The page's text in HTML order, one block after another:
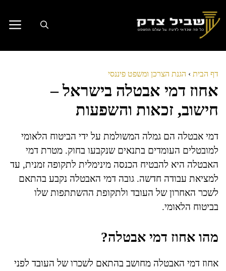
לתוכן
דף הבית › הגנת הצרכן ומשפט פיננסי
אחוז דמי אבטלה בישראל –
חישוב, זכאות והשפעות
דמי אבטלה הם גמלה המשולמת על ידי הביטוח הלאומי
למובטלים העומדים בתנאים שנקבעו בחוק. מטרת דמי
האבטלה היא להבטיח הכנסה מינימלית לתקופה זמנית, עד
למציאת עבודה חדשה. גובה דמי האבטלה נקבע בהתאם
לשכר האחרון של העובד ולתקופת ההשתתפות שלו
בביטוח הלאומי.
מהו אחוז דמי אבטלה?
אחוז דמי האבטלה מחושב בהתאם לשכרו של העובד לפני